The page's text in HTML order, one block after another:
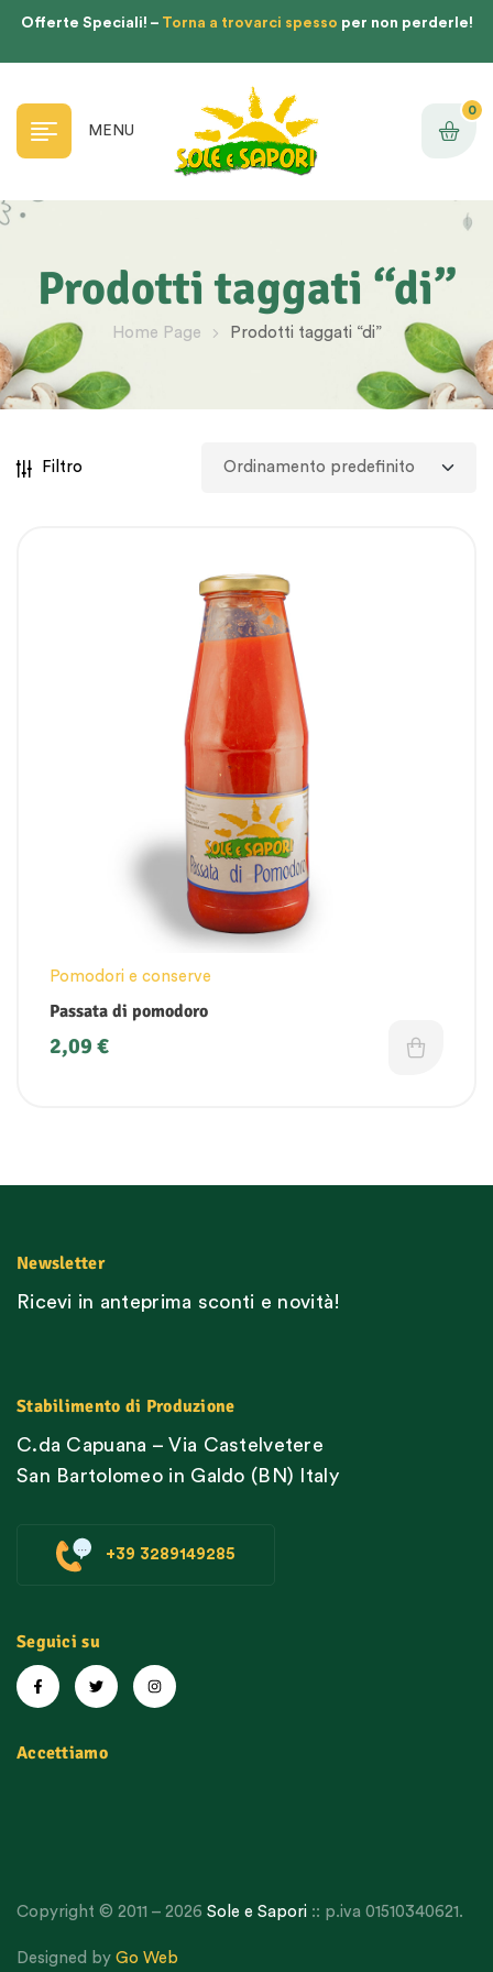
Offerte Speciali! – Torna a trovarci spesso per non perderle!
MENU
0
Prodotti taggati “di”
Home Page Prodotti taggati “di”
Filtro
Pomodori e conserve
Passata di pomodoro
2,09 €
Newsletter
Ricevi in anteprima sconti e novità!
Stabilimento di Produzione
C.da Capuana – Via Castelvetere
San Bartolomeo in Galdo (BN) Italy
+39 3289149285
Seguici su
Accettiamo
Copyright © 2011 – 2026 Sole e Sapori :: p.iva 01510340621.
Designed by Go Web